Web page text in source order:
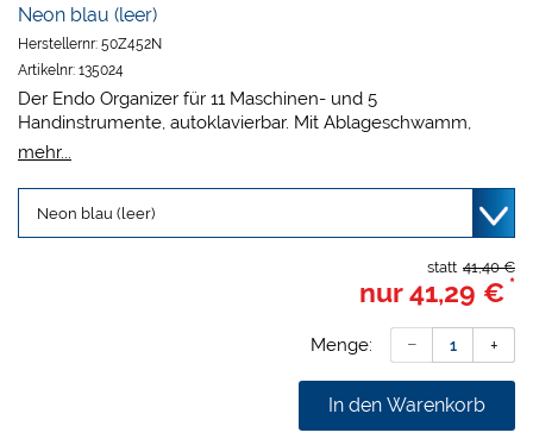
Neon blau (leer)
Herstellernr: 50Z452N
Artikelnr: 135024
Der Endo Organizer für 11 Maschinen- und 5
Handinstrumente, autoklavierbar. Mit Ablageschwamm,
Messskala und Schieber zur Überwachung der
Maße 14,1 x 1,3 x 5,1 cm.
mehr...
41,40 €
statt
nur41,29 € *
Menge:
In den Warenkorb